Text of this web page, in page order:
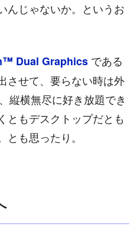
んじゃないか。というお
Dual Graphics である
させて、要らない時は外
縦横無尽に好き放題でき
ともデスクトップだとも
も思ったり。